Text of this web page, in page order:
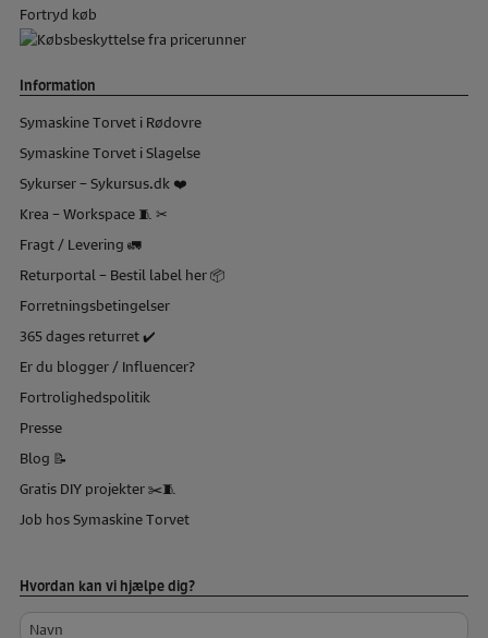
Fortryd køb
Information
Symaskine Torvet i Rødovre
Symaskine Torvet i Slagelse
Sykurser – Sykursus.dk ❤️
Krea – Workspace 🧵 ✂
Fragt / Levering 🚛
Returportal – Bestil label her 📦
Forretningsbetingelser
365 dages returret ✔️
Er du blogger / Influencer?
Fortrolighedspolitik
Presse
Blog 📝
Gratis DIY projekter ✂️🧵
Job hos Symaskine Torvet
Hvordan kan vi hjælpe dig?
Navn